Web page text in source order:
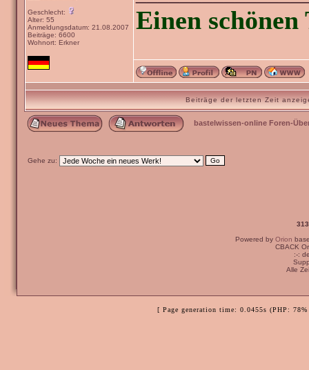
Geschlecht:
Alter: 55
Anmeldungsdatum: 21.08.2007
Beiträge: 6600
Wohnort: Erkner
Einen
Beiträge der letzten Zeit
bastelwissen-online Foren-
Gehe zu:
Powered by Orion
CBACK
:-:
Alle
[ Page generation time: 0.0455s (PHP: